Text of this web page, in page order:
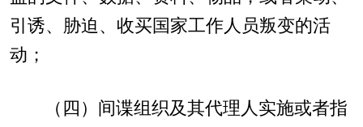
引诱、胁迫、收买国家工作人员叛变的活
动；
（四）间谍组织及其代理人实施或者指